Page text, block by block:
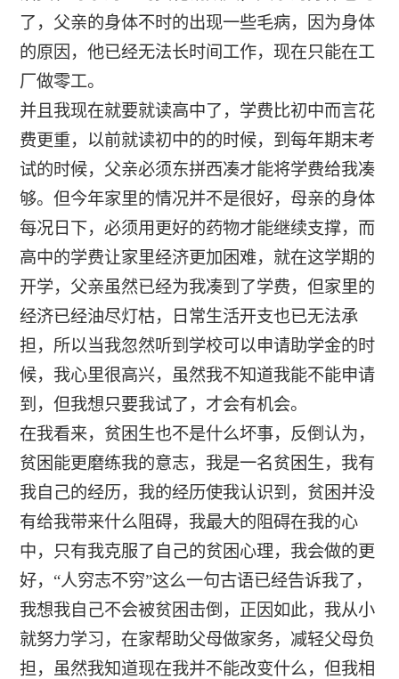
了，父亲的身体不时的出现一些毛病，因为身体
的原因，他已经无法长时间工作，现在只能在工
厂做零工。
并且我现在就要就读高中了，学费比初中而言花
费更重，以前就读初中的的时候，到每年期末考
试的时候，父亲必须东拼西凑才能将学费给我凑
够。但今年家里的情况并不是很好，母亲的身体
每况日下，必须用更好的药物才能继续支撑，而
高中的学费让家里经济更加困难，就在这学期的
开学，父亲虽然已经为我凑到了学费，但家里的
经济已经油尽灯枯，日常生活开支也已无法承
担，所以当我忽然听到学校可以申请助学金的时
候，我心里很高兴，虽然我不知道我能不能申请
到，但我想只要我试了，才会有机会。
在我看来，贫困生也不是什么坏事，反倒认为，
贫困能更磨练我的意志，我是一名贫困生，我有
我自己的经历，我的经历使我认识到，贫困并没
有给我带来什么阻碍，我最大的阻碍在我的心
中，只有我克服了自己的贫困心理，我会做的更
好，“人穷志不穷”这么一句古语已经告诉我了，
我想我自己不会被贫困击倒，正因如此，我从小
就努力学习，在家帮助父母做家务，减轻父母负
担，虽然我知道现在我并不能改变什么，但我相